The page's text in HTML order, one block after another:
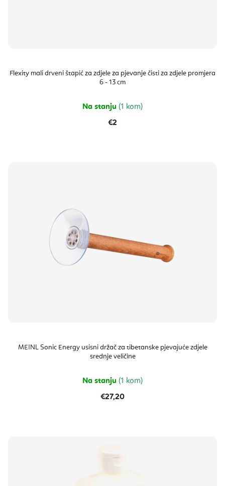
Flexity mali drveni štapić za zdjele za pjevanje čisti za zdjele promjera
6 - 13 cm
Na stanju (1 kom)
€2
MEINL Sonic Energy usisni držač za tibetanske pjevajuće zdjele
srednje veličine
Na stanju (1 kom)
€27,20